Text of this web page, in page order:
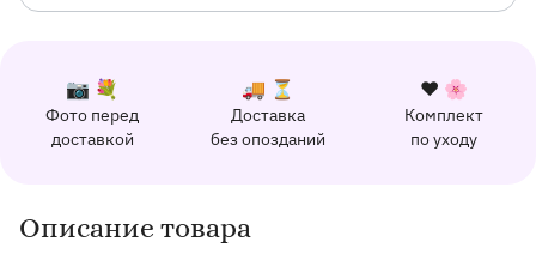
Почему выбирают Флорео
К каждому заказу прилагается:
Фото перед
доставкой
📷 💐
Доставка
без опозданий
🚚 ⏳
Комплект
по уходу
❤️ 🌸
Качественный сервис
162 отзыва с оценкой 5.0 ⭐
Информация о товаре и оказываемых услугах
Описание товара